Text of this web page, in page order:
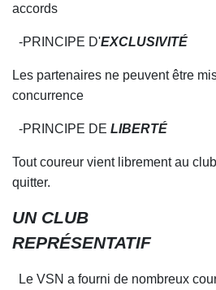
accords
-PRINCIPE D'EXCLUSIVITÉ
Les partenaires ne peuvent être
concurrence
-PRINCIPE DE LIBERTÉ
Tout coureur vient librement au
quitter.
UN CLUB
REPRÉSENTATIF
Le VSN a fourni de nombreux